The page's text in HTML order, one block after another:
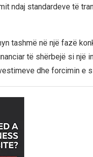
ndaj standardeve të
tashmë në një fazë
të shërbejë si një
dhe forcimin e